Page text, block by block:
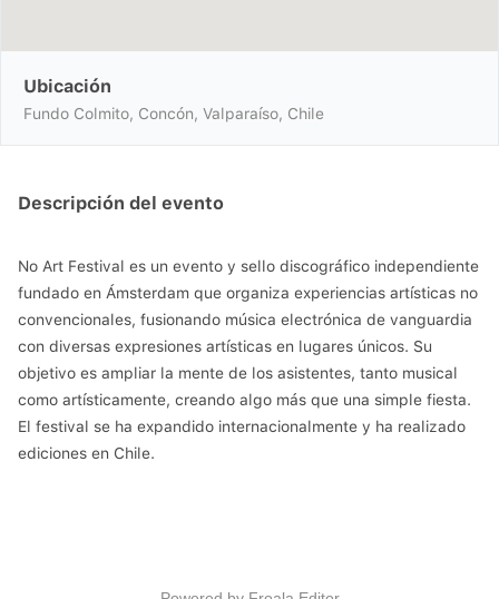
Ubicación
Fundo Colmito, Concón, Valparaíso, Chile
Descripción del evento
No Art Festival es un evento y sello discográfico independiente
fundado en Ámsterdam que organiza experiencias artísticas no
convencionales, fusionando música electrónica de vanguardia
con diversas expresiones artísticas en lugares únicos. Su
objetivo es ampliar la mente de los asistentes, tanto musical
como artísticamente, creando algo más que una simple fiesta.
El festival se ha expandido internacionalmente y ha realizado
ediciones en Chile.